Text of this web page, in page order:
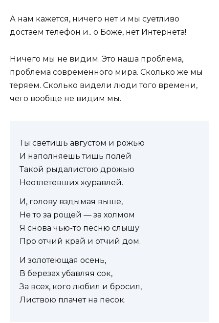
А нам кажется, ничего нет и мы суетливо
достаем телефон и.. о Боже, нет Интернета!
Ничего мы не видим. Это наша проблема,
проблема современного мира. Сколько же мы
теряем. Сколько видели люди того времени,
чего вообще не видим мы.
Ты светишь августом и рожью
И наполняешь тишь полей
Такой рыдалистою дрожью
Неотлетевших журавлей.
И, голову вздымая выше,
Не то за рощей — за холмом
Я снова чью-то песню слышу
Про отчий край и отчий дом.
И золотеющая осень,
В березах убавляя сок,
За всех, кого любил и бросил,
Листвою плачет на песок.